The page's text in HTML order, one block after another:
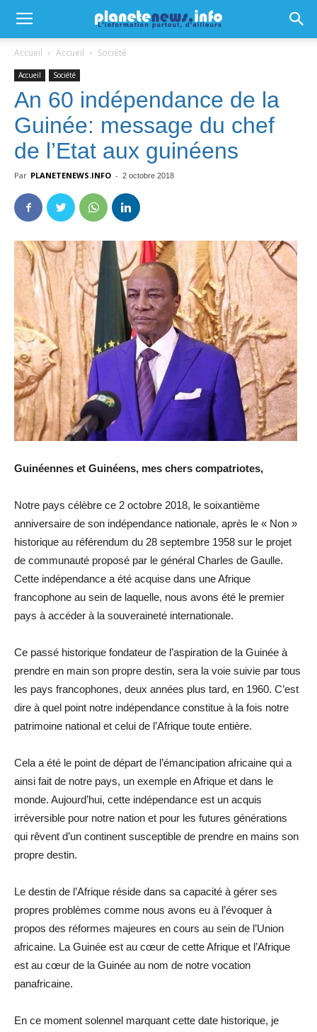
Accueil Accueil Société
Accueil Société
An 60 indépendance de la
Guinée: message du chef
de l’Etat aux guinéens
Par PLANETENEWS.INFO - 2 octobre 2018
Guinéennes et Guinéens, mes chers compatriotes,
Notre pays célèbre ce 2 octobre 2018, le soixantième
anniversaire de son indépendance nationale, après le « Non »
historique au référendum du 28 septembre 1958 sur le projet
de communauté proposé par le général Charles de Gaulle.
Cette indépendance a été acquise dans une Afrique
francophone au sein de laquelle, nous avons été le premier
pays à accéder à la souveraineté internationale.
Ce passé historique fondateur de l’aspiration de la Guinée à
prendre en main son propre destin, sera la voie suivie par tous
les pays francophones, deux années plus tard, en 1960. C’est
dire à quel point notre indépendance constitue à la fois notre
patrimoine national et celui de l’Afrique toute entière.
Cela a été le point de départ de l’émancipation africaine qui a
ainsi fait de notre pays, un exemple en Afrique et dans le
monde. Aujourd’hui, cette indépendance est un acquis
irréversible pour notre nation et pour les futures générations
qui rêvent d’un continent susceptible de prendre en mains son
propre destin.
Le destin de l’Afrique réside dans sa capacité à gérer ses
propres problèmes comme nous avons eu à l’évoquer à
propos des réformes majeures en cours au sein de l’Union
africaine. La Guinée est au cœur de cette Afrique et l’Afrique
est au cœur de la Guinée au nom de notre vocation
panafricaine.
En ce moment solennel marquant cette date historique, je